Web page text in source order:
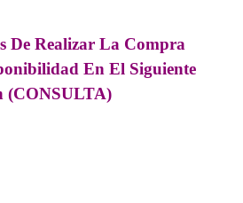
De Realizar La Compra
En El Siguiente
(CONSULTA)